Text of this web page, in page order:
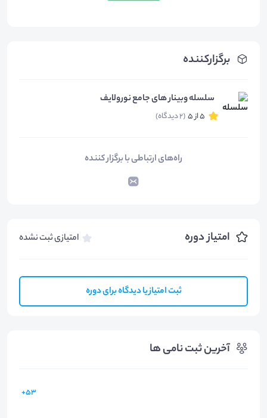
برگزارکننده
سلسله وبینار های جامع نورولایف
5 از 5 (2 دیدگاه)
راه‌های ارتباطی با برگزار کننده
امتیاز دوره امتیازی ثبت نشده
ثبت امتیاز یا دیدگاه برای دوره
آخرین ثبت نامی ها
53+